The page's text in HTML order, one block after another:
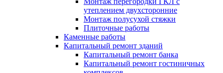
утеплением двухсторонние
Монтаж полусухой стяжки
Плиточные работы
Каменные работы
Капитальный ремонт зданий
Капитальный ремонт банка
Капитальный ремонт гостиничных